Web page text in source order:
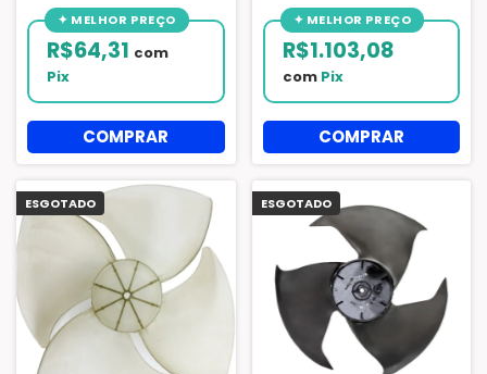
R$64,31 com
Pix
R$1.103,08
com Pix
ESGOTADO ESGOTADO